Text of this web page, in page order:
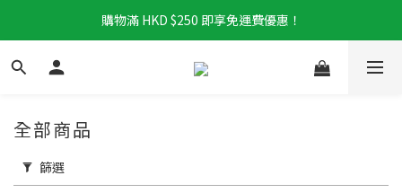
購物滿 HKD $250 即享免運費優惠！
全部商品
篩選